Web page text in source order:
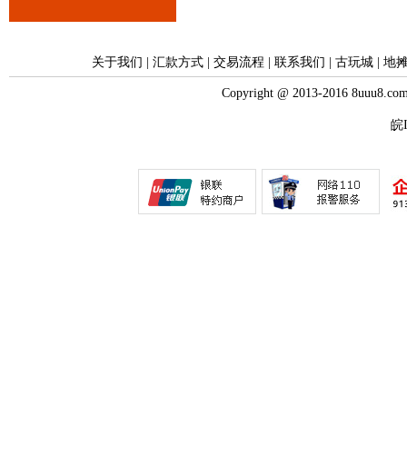
关于我们 汇款方式| 交易流程 联系我们 古玩城| 地
Copyright @ 2013-2016
皖